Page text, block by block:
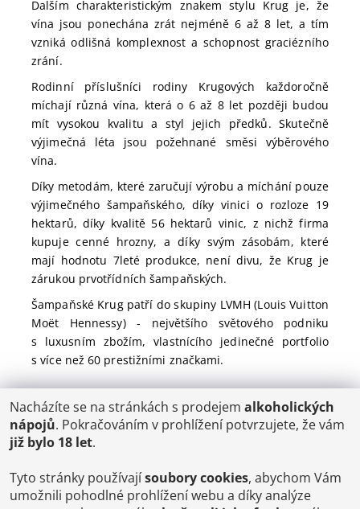
Dalším charakteristickým znakem stylu Krug je, že
vína jsou ponechána zrát nejméně 6 až 8 let, a tím
vzniká odlišná komplexnost a schopnost graciézního
zrání.
Rodinní příslušníci rodiny Krugových každoročně
míchají různá vína, která o 6 až 8 let později budou
mít vysokou kvalitu a styl jejich předků. Skutečně
výjimečná léta jsou požehnané směsi výběrového
vína.
Díky metodám, které zaručují výrobu a míchání pouze
výjimečného šampaňského, díky vinici o rozloze 19
hektarů, díky kvalitě 56 hektarů vinic, z nichž firma
kupuje cenné hrozny, a díky svým zásobám, které
mají hodnotu 7leté produkce, není divu, že Krug je
zárukou prvotřídních šampaňských.
Šampaňské Krug patří do skupiny LVMH (Louis Vuitton
Moët Hennessy) - největšího světového podniku
s luxusním zbožím, vlastnícího jedinečné portfolio
s více než 60 prestižními značkami.
POŠTOVNÉ
ČR: od 95,-
SK: 350,-
€ = 24,00 CZK
Dopravy a Platby
Nacházíte se na stránkách s prodejem alkoholických
nápojů. Pokračováním v prohlížení potvrzujete, že vám
již bylo 18 let.
Tyto stránky používajísoubory cookies, abychom Vám
umožnili pohodlné prohlížení webu a díky analýze